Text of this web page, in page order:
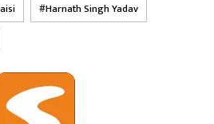
Harnath Singh Yadav